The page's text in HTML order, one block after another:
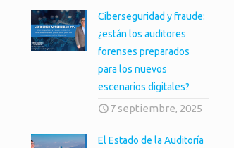
Ciberseguridad y fraude:
¿están los auditores
forenses preparados
para los nuevos
escenarios digitales?
7 septiembre, 2025
El Estado de la Auditoría